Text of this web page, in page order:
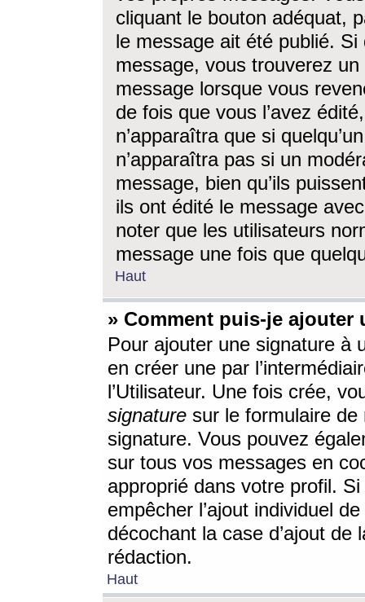
cliquant le bouton adéquat,
le message ait été publié. Si
message, vous trouverez
message lorsque vous
de fois que vous l’avez
n’apparaîtra que si
n’apparaîtra pas si un
message, bien qu’ils
ils ont édité le message
noter que les utilisateurs
message une fois que
Haut
» Comment puis-je ajouter
Pour ajouter une signature à
en créer une par
l’Utilisateur. Une fois crée,
signature sur le formulaire de
signature. Vous pouvez
sur tous vos messages en
approprié dans votre profil.
empêcher l’ajout individuel
décochant la case d’ajout
rédaction.
Haut